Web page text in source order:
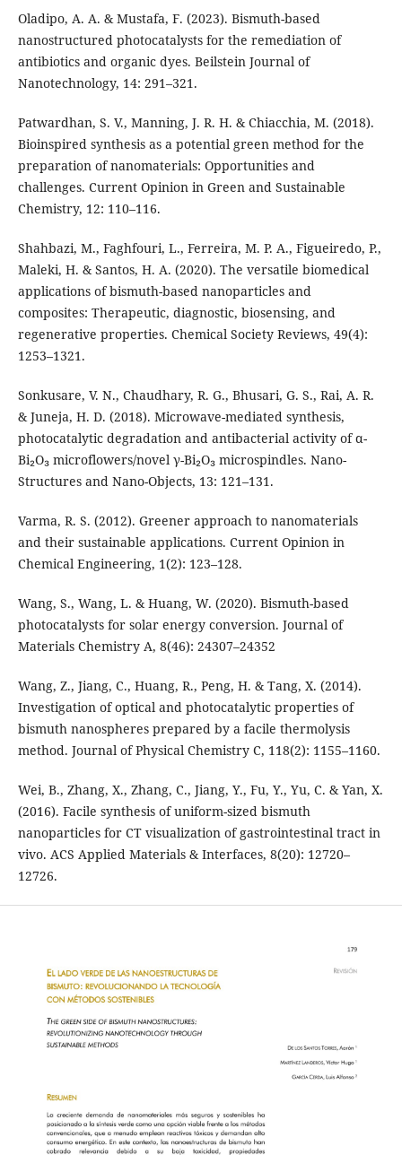
Oladipo, A. A. & Mustafa, F. (2023). Bismuth-based
nanostructured photocatalysts for the remediation of
antibiotics and organic dyes. Beilstein Journal of
Nanotechnology, 14: 291–321.
Patwardhan, S. V., Manning, J. R. H. & Chiacchia, M. (2018).
Bioinspired synthesis as a potential green method for the
preparation of nanomaterials: Opportunities and
challenges. Current Opinion in Green and Sustainable
Chemistry, 12: 110–116.
Shahbazi, M., Faghfouri, L., Ferreira, M. P. A., Figueiredo, P.,
Maleki, H. & Santos, H. A. (2020). The versatile biomedical
applications of bismuth-based nanoparticles and
composites: Therapeutic, diagnostic, biosensing, and
regenerative properties. Chemical Society Reviews, 49(4):
1253–1321.
Sonkusare, V. N., Chaudhary, R. G., Bhusari, G. S., Rai, A. R.
& Juneja, H. D. (2018). Microwave-mediated synthesis,
photocatalytic degradation and antibacterial activity of α-
Bi₂O₃ microflowers/novel γ-Bi₂O₃ microspindles. Nano-
Structures and Nano-Objects, 13: 121–131.
Varma, R. S. (2012). Greener approach to nanomaterials
and their sustainable applications. Current Opinion in
Chemical Engineering, 1(2): 123–128.
Wang, S., Wang, L. & Huang, W. (2020). Bismuth-based
photocatalysts for solar energy conversion. Journal of
Materials Chemistry A, 8(46): 24307–24352
Wang, Z., Jiang, C., Huang, R., Peng, H. & Tang, X. (2014).
Investigation of optical and photocatalytic properties of
bismuth nanospheres prepared by a facile thermolysis
method. Journal of Physical Chemistry C, 118(2): 1155–1160.
Wei, B., Zhang, X., Zhang, C., Jiang, Y., Fu, Y., Yu, C. & Yan, X.
(2016). Facile synthesis of uniform-sized bismuth
nanoparticles for CT visualization of gastrointestinal tract in
vivo. ACS Applied Materials & Interfaces, 8(20): 12720–
12726.